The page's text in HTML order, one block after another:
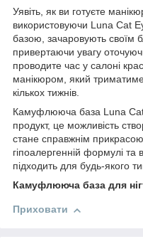
Уявіть, як ви готуєте
використовуючи Luna Cat
базою, зачаровують своїм
привертаючи увагу
проводите час у салоні
манікюром, який
кількох тижнів.
Камуфлююча база Luna
продукт, це можливість
стане справжнім
гіпоалергенній формулі та
підходить для будь-якого
Камуфлююча база для
Приховати